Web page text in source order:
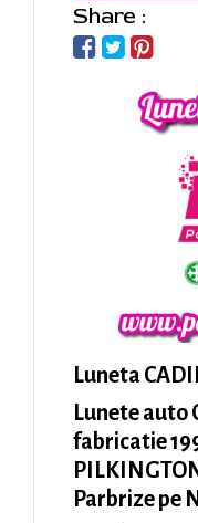
Share :
Luneta
Lunete auto
fabricatie
Parbrize pe